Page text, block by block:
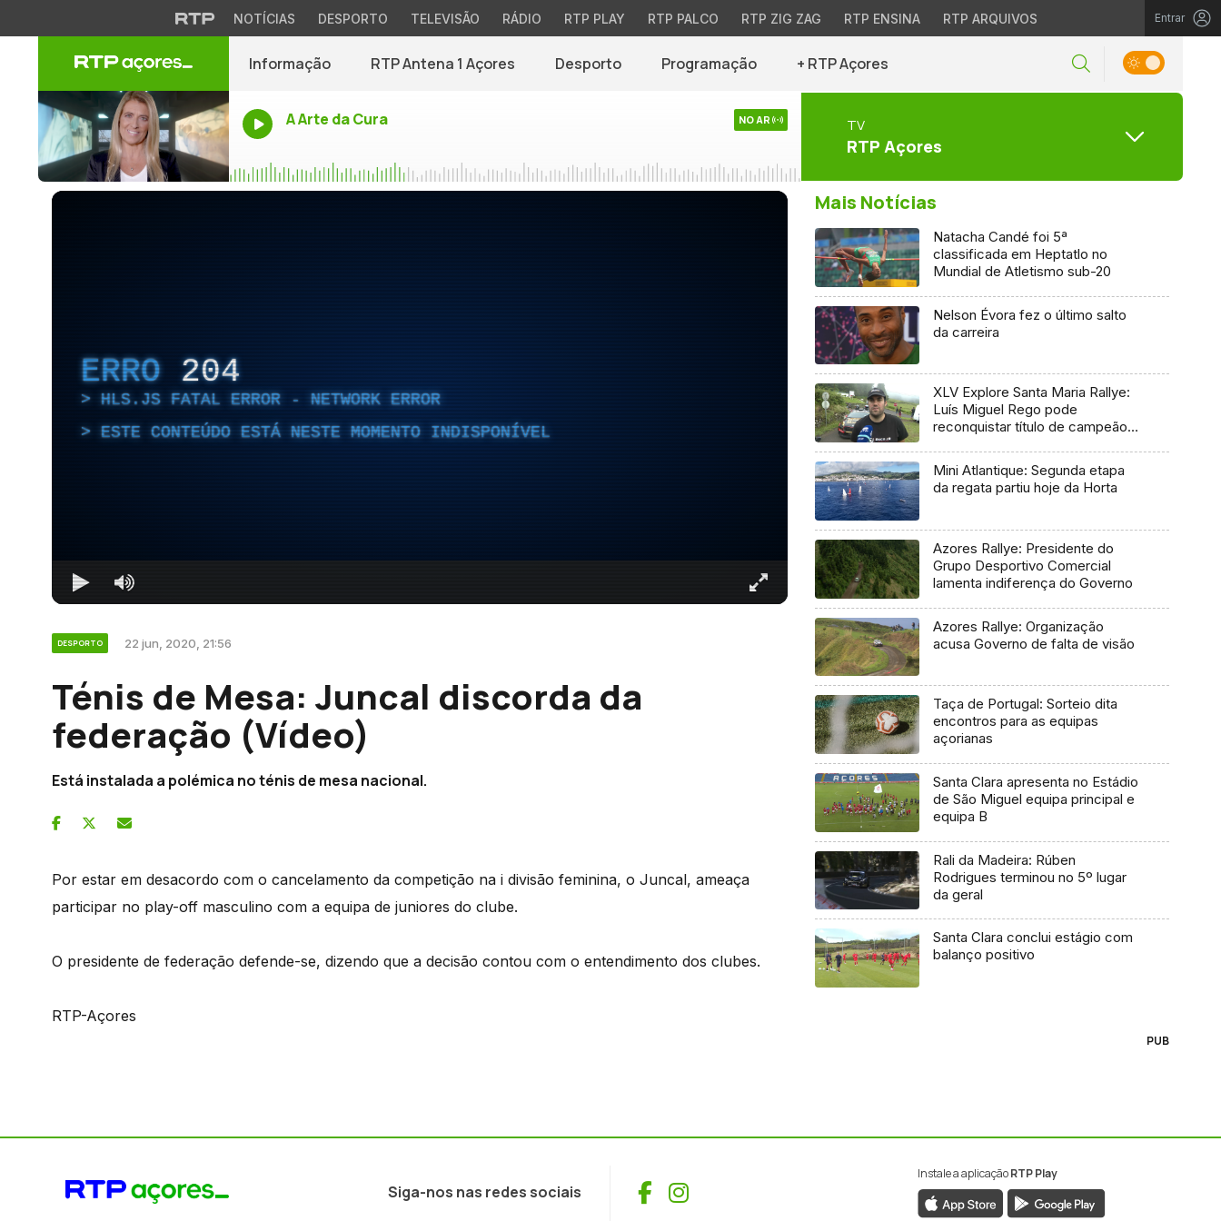
NOTÍCIAS DESPORTO TELEVISÃO RÁDIO RTP PLAY RTP PALCO RTP ZIG ZAG RTP ENSINA RTP ARQUIVOS Entrar
Informação RTP Antena 1 Açores Desporto Programação + RTP Açores
A Arte da Cura NO AR TV
RTP Açores
ERRO 204
HLS.JS FATAL ERROR - NETWORK ERROR
ESTE CONTEÚDO ESTÁ NESTE MOMENTO INDISPONÍVEL
DESPORTO 22 jun, 2020, 21:56
Ténis de Mesa: Juncal discorda da
federação (Vídeo)
Está instalada a polémica no ténis de mesa nacional.
Por estar em desacordo com o cancelamento da competição na i divisão feminina, o Juncal, ameaça
participar no play-off masculino com a equipa de juniores do clube.
O presidente de federação defende-se, dizendo que a decisão contou com o entendimento dos clubes.
RTP-Açores
Mais Notícias
Natacha Candé foi 5ª
classificada em Heptatlo no
Mundial de Atletismo sub-20
Nelson Évora fez o último salto
da carreira
XLV Explore Santa Maria Rallye:
Luís Miguel Rego pode
reconquistar título de campeão
Mini Atlantique: Segunda etapa
da regata partiu hoje da Horta
Azores Rallye: Presidente do
Grupo Desportivo Comercial
lamenta indiferença do Governo
Azores Rallye: Organização
acusa Governo de falta de visão
Taça de Portugal: Sorteio dita
encontros para as equipas
açorianas
Santa Clara apresenta no Estádio
de São Miguel equipa principal e
equipa B
Rali da Madeira: Rúben
Rodrigues terminou no 5º lugar
da geral
Santa Clara conclui estágio com
balanço positivo
PUB
Siga-nos nas redes sociais Facebook
Instagram
Instale a aplicaçãoRTP Play